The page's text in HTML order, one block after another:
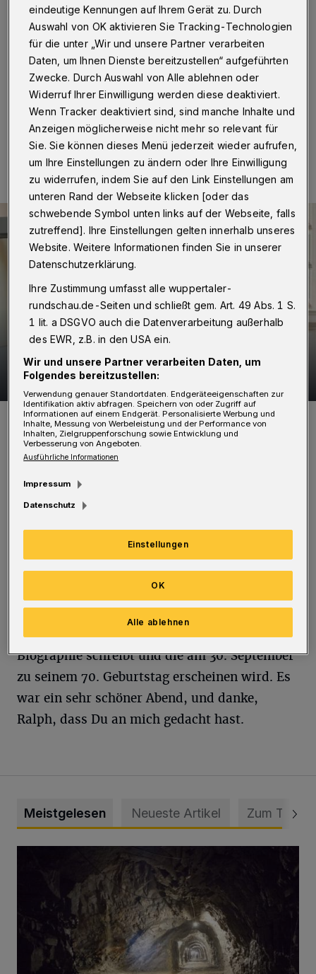
Bereits vor drei Wochen habe ich eine E-Mail von
Ralph Siegel erhalten, dass ich in Wien zu einem kleinen
Empfang eingeladen bin und er mich auf die Gästeliste
gesetzt hat.
19.05.2015 , 14:35 Uhr Eine Minute Lesezeit
14 Bilder
Bilderstrecke: Ralph Siegel bittet
zum Empfang
Bekanntlich ist Ralph Siegel mit dem Song
"Chain of lights" für San Marino als
Komponist dabei, und er hat sich einen
kleinen Kreis von Freunden und Journalisten
ausgesucht, die mit ihm das 60. Jubiläum der
Eurovision im Kempinski feiern. Ralph, der
nach wie vor in seiner Geburtsstadt München
lebt, erzählte mir, dass er an seiner
Biographie schreibt und die am 30. September
zu seinem 70. Geburtstag erscheinen wird. Es
war ein sehr schöner Abend, und danke,
Ralph, dass Du an mich gedacht hast.
Meistgelesen Neueste Artikel Zum Thema
eindeutige Kennungen auf Ihrem Gerät zu. Durch
Auswahl von OK aktivieren Sie Tracking-Technologien
für die unter „Wir und unsere Partner verarbeiten
Daten, um Ihnen Dienste bereitzustellen“ aufgeführten
Zwecke. Durch Auswahl von Alle ablehnen oder
Widerruf Ihrer Einwilligung werden diese deaktiviert.
Wenn Tracker deaktiviert sind, sind manche Inhalte und
Anzeigen möglicherweise nicht mehr so relevant für
Sie. Sie können dieses Menü jederzeit wieder aufrufen,
um Ihre Einstellungen zu ändern oder Ihre Einwilligung
zu widerrufen, indem Sie auf den Link Einstellungen am
unteren Rand der Webseite klicken [oder das
schwebende Symbol unten links auf der Webseite, falls
zutreffend]. Ihre Einstellungen gelten innerhalb unseres
Website. Weitere Informationen finden Sie in unserer
Datenschutzerklärung.
Ihre Zustimmung umfasst alle wuppertaler-
rundschau.de-Seiten und schließt gem. Art. 49 Abs. 1 S.
1 lit. a DSGVO auch die Datenverarbeitung außerhalb
des EWR, z.B. in den USA ein.
Wir und unsere Partner verarbeiten Daten, um
Folgendes bereitzustellen:
Verwendung genauer Standortdaten. Endgeräteeigenschaften zur
Identifikation aktiv abfragen. Speichern von oder Zugriff auf
Informationen auf einem Endgerät. Personalisierte Werbung und
Inhalte, Messung von Werbeleistung und der Performance von
Inhalten, Zielgruppenforschung sowie Entwicklung und
Verbesserung von Angeboten.
Ausführliche Informationen
Impressum
Datenschutz
Einstellungen
Alle ablehnen
OK